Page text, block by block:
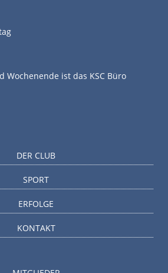
Wochenende ist das KSC Büro
DER CLUB
SPORT
ERFOLGE
KONTAKT